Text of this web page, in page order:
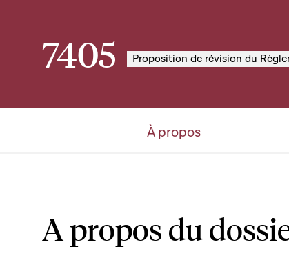
7405 Proposition de révision du
À propos
A propos du